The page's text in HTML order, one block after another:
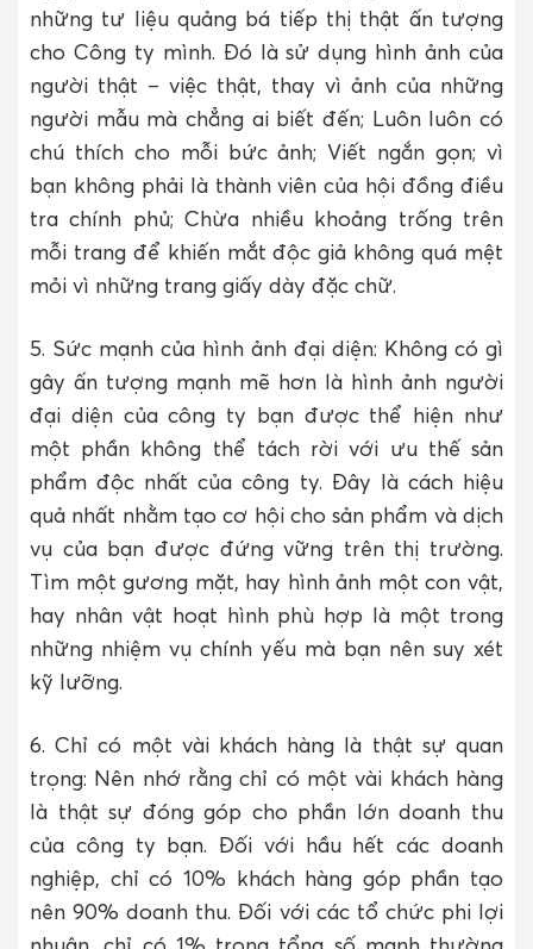
những tư liệu quảng bá tiếp thị thật ấn tượng
cho Công ty mình. Đó là sử dụng hình ảnh của
người thật – việc thật, thay vì ảnh của những
người mẫu mà chẳng ai biết đến; Luôn luôn có
chú thích cho mỗi bức ảnh; Viết ngắn gọn; vì
bạn không phải là thành viên của hội đồng điều
tra chính phủ; Chừa nhiều khoảng trống trên
mỗi trang để khiến mắt độc giả không quá mệt
mỏi vì những trang giấy dày đặc chữ.
5. Sức mạnh của hình ảnh đại diện: Không có gì
gây ấn tượng mạnh mẽ hơn là hình ảnh người
đại diện của công ty bạn được thể hiện như
một phần không thể tách rời với ưu thế sản
phẩm độc nhất của công ty. Đây là cách hiệu
quả nhất nhằm tạo cơ hội cho sản phẩm và dịch
vụ của bạn được đứng vững trên thị trường.
Tìm một gương mặt, hay hình ảnh một con vật,
hay nhân vật hoạt hình phù hợp là một trong
những nhiệm vụ chính yếu mà bạn nên suy xét
kỹ lưỡng.
6. Chỉ có một vài khách hàng là thật sự quan
trọng: Nên nhớ rằng chỉ có một vài khách hàng
là thật sự đóng góp cho phần lớn doanh thu
của công ty bạn. Đối với hầu hết các doanh
nghiệp, chỉ có 10% khách hàng góp phần tạo
nên 90% doanh thu. Đối với các tổ chức phi lợi